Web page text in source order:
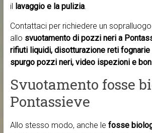
il lavaggio e la pulizia.
Contattaci per richiedere un
allo svuotamento di pozzi neri a
rifiuti liquidi, disotturazione reti fognarie
spurgo pozzi neri, video ispezioni e
Svuotamento fosse
Pontassieve
Allo stesso modo, anche le fosse